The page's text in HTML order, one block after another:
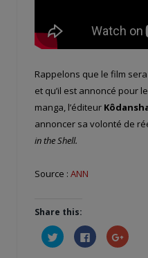
Rappelons que le film
et qu’il est annoncé pour
manga, l’éditeur
annoncer sa volonté de
in the Shell.
Source : ANN
Share this:
Cliquez
pour
partager
Cliquez
pour
partager
Cliquez
pour